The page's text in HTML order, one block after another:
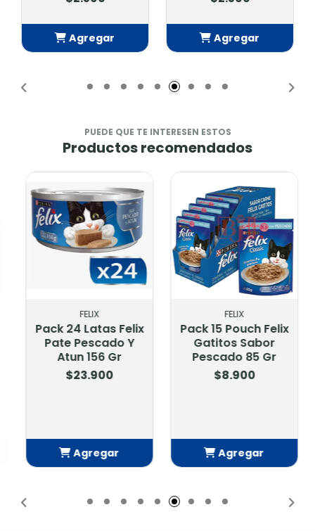
Agregar
Agregar
PUEDE QUE TE INTERESEN ESTOS
Productos recomendados
FELIX
Pack 24 Latas Felix
Pate Pescado Y
Atun 156 Gr
$23.900
Agregar
FELIX
Pack 15 Pouch Felix
Gatitos Sabor
Pescado 85 Gr
$8.900
Agregar